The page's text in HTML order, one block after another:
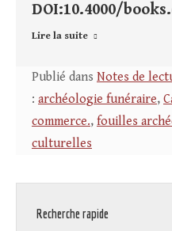
DOI:10.4000/
Lire la suite
Publié dans Notes de
: archéologie funéraire,
commerce., fouilles
culturelles
Recherche rapide